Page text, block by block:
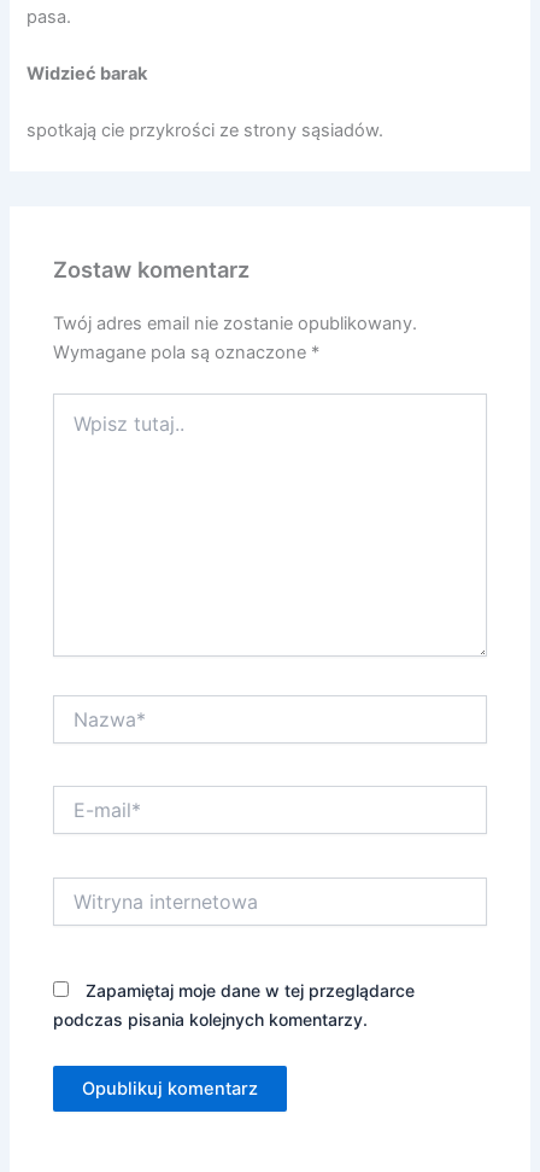
pasa.
Widzieć barak
spotkają cie przykrości ze strony sąsiadów.
Zostaw komentarz
Twój adres email nie zostanie opublikowany.
Wymagane pola są oznaczone *
tutaj..
mail*
internetowa
Zapamiętaj moje dane w tej przeglądarce
podczas pisania kolejnych komentarzy.